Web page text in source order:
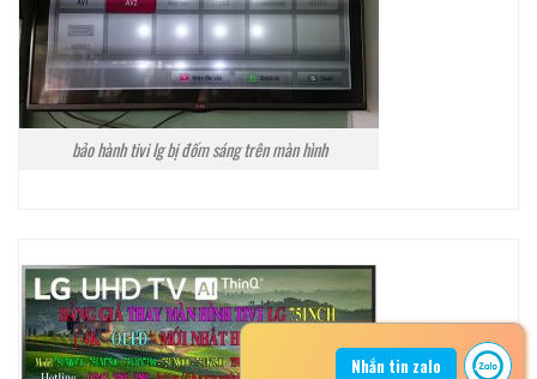
bảo hành tivi lg bị đốm sáng trên màn hình
Nhắn tin zalo